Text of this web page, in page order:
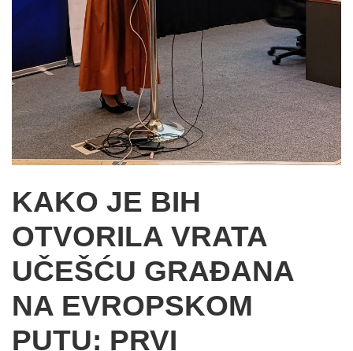
KAKO JE BIH
OTVORILA VRATA
UČEŠĆU GRAĐANA
NA EVROPSKOM
PUTU: PRVI